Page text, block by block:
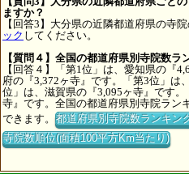
ますか？
【回答3】大分県の近隣都道府県の寺院
ック してください。
【質問４】全国の都道府県別寺院数ラ
【回答４】「第1位」は、愛知県の『
府の『3,372ヶ寺』です。「第3位」は
位」は、滋賀県の『3,095ヶ寺』です
寺』です。全国の都道府県別寺院ラン
できます。都道府県別寺院数ランキン
寺院数順位(面積100平方Km当たり)